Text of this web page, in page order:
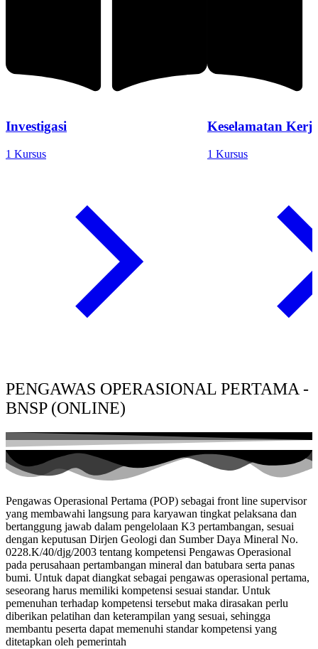
Investigasi
1 Kursus
Keselamatan
1 Kursus
PENGAWAS OPERASIONAL PERTAMA -
BNSP (ONLINE)
Pengawas Operasional Pertama (POP) sebagai front line supervisor
yang membawahi langsung para karyawan tingkat pelaksana dan
bertanggung jawab dalam pengelolaan K3 pertambangan, sesuai
dengan keputusan Dirjen Geologi dan Sumber Daya Mineral No.
0228.K/40/djg/2003 tentang kompetensi Pengawas Operasional
pada perusahaan pertambangan mineral dan batubara serta panas
bumi. Untuk dapat diangkat sebagai pengawas operasional pertama,
seseorang harus memiliki kompetensi sesuai standar. Untuk
pemenuhan terhadap kompetensi tersebut maka dirasakan perlu
diberikan pelatihan dan keterampilan yang sesuai, sehingga
membantu peserta dapat memenuhi standar kompetensi yang
ditetapkan oleh pemerintah